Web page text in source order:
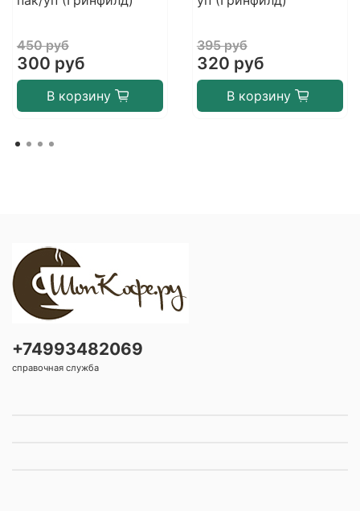
450 руб
300 руб
В корзину
395 руб
320 руб
В корзину
+74993482069
справочная служба